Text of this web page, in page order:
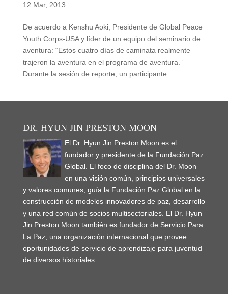
12 Mar, 2013
De acuerdo a Kenshu Aoki, Presidente de Global Peace
Youth Corps-USA y líder de un equipo del seminario de
aventura: “Estos cuatro días de caminata realmente
trajeron la aventura en el programa de aventura.”
Durante la sesión de reporte, un participante...
DR. HYUN JIN PRESTON MOON
El Dr. Hyun Jin Preston Moon es el
fundador y presidente de la Fundación Paz
Global. El foco de disciplina del Dr. Moon
en una visión común, principios universales
y valores comunes, guía la Fundación Paz Global en la
construcción de modelos innovadores de paz, desarrollo
y una red común de socios multisectoriales. El Dr. Hyun
Jin Preston Moon también es fundador de Servicio Para
La Paz, una organización internacional que provee
oportunidades de servicio de aprendizaje para juventud
de diversos historiales.